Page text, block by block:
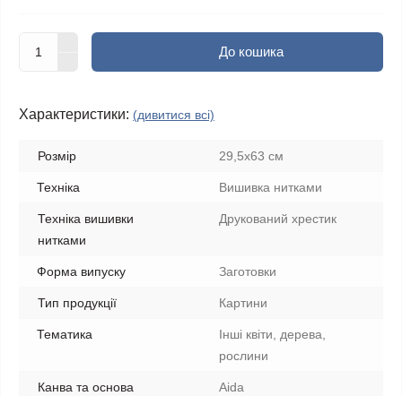
До кошика
Характеристики: (дивитися всі)
Розмір 29,5x63 см
Техніка Вишивка нитками
Техніка вишивки
нитками
Друкований хрестик
Форма випуску Заготовки
Тип продукції Картини
Тематика
Інші квіти, дерева,
рослини
Канва та основа Aida